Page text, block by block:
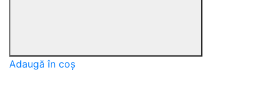
Adaugă în coș